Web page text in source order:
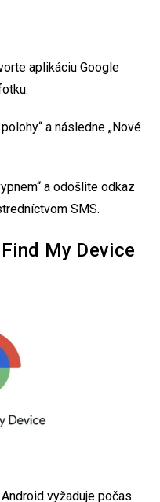
aplikáciu Google
a následne „Nové
a odošlite odkaz
SMS.
My Device
vyžaduje počas